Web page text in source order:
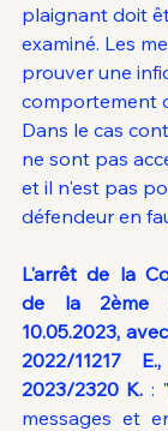
plaignant doit
examiné. Les
prouver une
comportement
Dans le cas
ne sont pas
et il n'est pas
défendeur en
L'arrêt de la
de la 2ème
10.05.2023,
2022/11217
2023/2320 K. :
messages et